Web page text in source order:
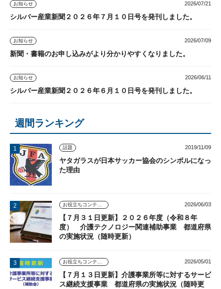
お知らせ 2026/07/21
シルバー産業新聞２０２６年７月１０日号を発刊しました。
お知らせ 2026/07/09
新聞・書籍のお申し込みがより分かりやすくなりました。
お知らせ 2026/06/11
シルバー産業新聞２０２６年６月１０日号を発刊しました。
週間ランキング
話題 2019/11/09
ヤタガラスが日本サッカー協会のシンボルになっ
た理由
お役立ちコンテンツ 2026/06/03
【７月３１日更新】２０２６年度（令和８年
度） 介護テクノロジー関連補助事業 都道府県
の実施状況（随時更新）
お役立ちコンテンツ 2026/05/01
【７月１３日更新】介護事業所等に対するサービ
ス継続支援事業 都道府県の実施状況（随時更